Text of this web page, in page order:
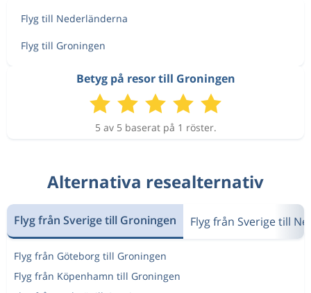
Flyg till Nederländerna
Flyg till Groningen
Betyg på resor till Groningen
5 av 5 baserat på 1 röster.
Alternativa resealternativ
Flyg från Sverige till Groningen Flyg från Sverige till
Flyg från Göteborg till Groningen
Flyg från Köpenhamn till Groningen